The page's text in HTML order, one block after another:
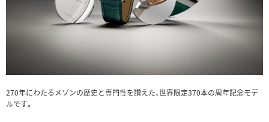
270年にわたるメゾンの歴史と専門性を讃えた、世界限定370本の周年記念モデ
ルです。